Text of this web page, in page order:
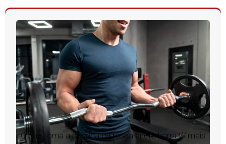
O que torna a pegada da rosca direta barra W mais